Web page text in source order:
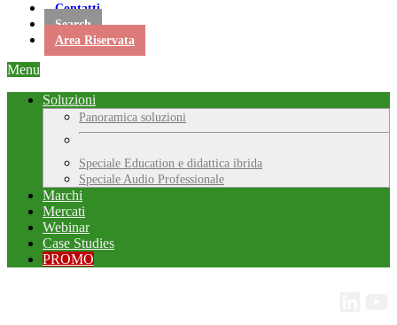
Contatti
Search
Area Riservata
Menu
Soluzioni
Panoramica soluzioni
Speciale Education e didattica ibrida
Speciale Audio Professionale
Marchi
Mercati
Webinar
Case Studies
PROMO